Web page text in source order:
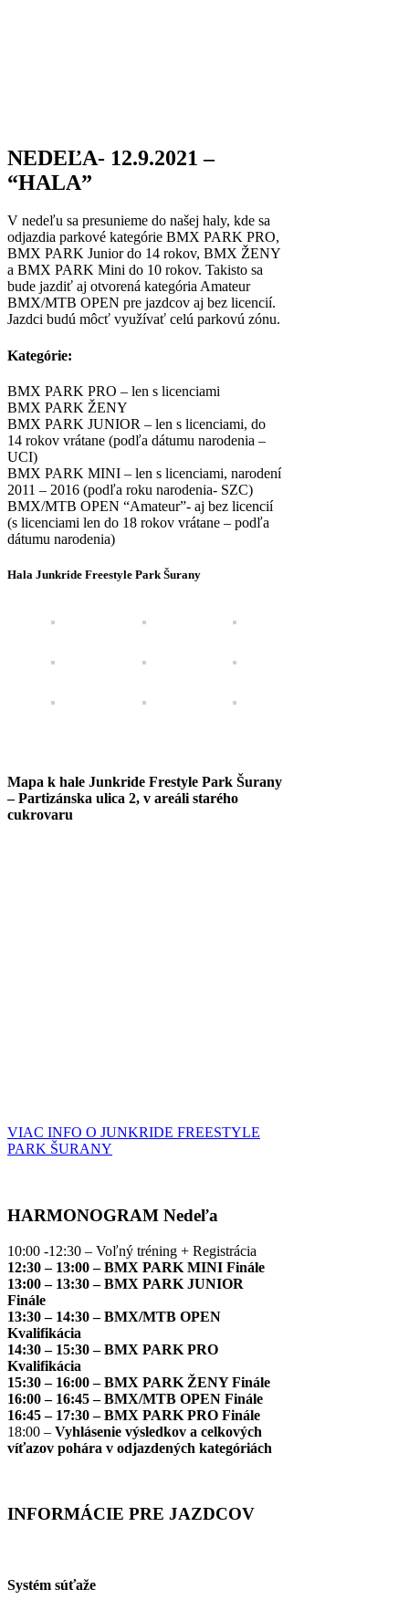
NEDEĽA- 12.9.2021 –
“HALA”
V nedeľu sa presunieme do našej haly, kde sa
odjazdia parkové kategórie BMX PARK PRO,
BMX PARK Junior do 14 rokov, BMX ŽENY
a BMX PARK Mini do 10 rokov. Takisto sa
bude jazdiť aj otvorená kategória Amateur
BMX/MTB OPEN pre jazdcov aj bez licencií.
Jazdci budú môcť využívať celú parkovú zónu.
Kategórie:
BMX PARK PRO – len s licenciami
BMX PARK ŽENY
BMX PARK JUNIOR – len s licenciami, do
14 rokov vrátane (podľa dátumu narodenia –
UCI)
BMX PARK MINI – len s licenciami, narodení
2011 – 2016 (podľa roku narodenia- SZC)
BMX/MTB OPEN “Amateur”- aj bez licencií
(s licenciami len do 18 rokov vrátane – podľa
dátumu narodenia)
Hala Junkride Freestyle Park Šurany
Mapa k hale Junkride Frestyle Park Šurany
– Partizánska ulica 2, v areáli starého
cukrovaru
VIAC INFO O JUNKRIDE FREESTYLE
PARK ŠURANY
HARMONOGRAM Nedeľa
10:00 -12:30 – Voľný tréning + Registrácia
12:30 – 13:00 – BMX PARK MINI Finále
13:00 – 13:30 – BMX PARK JUNIOR
Finále
13:30 – 14:30 – BMX/MTB OPEN
Kvalifikácia
14:30 – 15:30 – BMX PARK PRO
Kvalifikácia
15:30 – 16:00 – BMX PARK ŽENY Finále
16:00 – 16:45 – BMX/MTB OPEN Finále
16:45 – 17:30 – BMX PARK PRO Finále
18:00 – Vyhlásenie výsledkov a celkových
víťazov pohára v odjazdených kategóriách
INFORMÁCIE PRE JAZDCOV
Systém súťaže